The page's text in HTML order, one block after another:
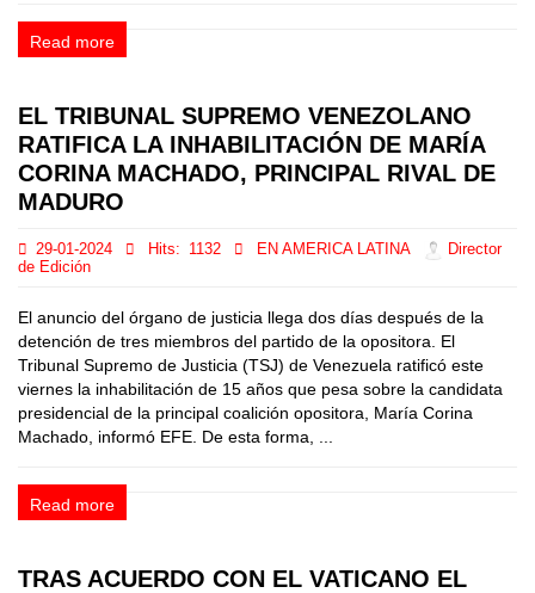
Read more
EL TRIBUNAL SUPREMO VENEZOLANO
RATIFICA LA INHABILITACIÓN DE MARÍA
CORINA MACHADO, PRINCIPAL RIVAL DE
MADURO
29-01-2024 Hits: 1132 EN AMERICA LATINA
Director
de Edición
El anuncio del órgano de justicia llega dos días después de la
detención de tres miembros del partido de la opositora. El
Tribunal Supremo de Justicia (TSJ) de Venezuela ratificó este
viernes la inhabilitación de 15 años que pesa sobre la candidata
presidencial de la principal coalición opositora, María Corina
Machado, informó EFE. De esta forma, ...
Read more
TRAS ACUERDO CON EL VATICANO EL